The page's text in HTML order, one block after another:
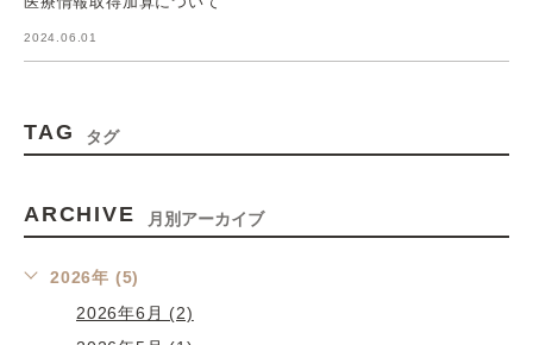
2024.06.01
TAG タグ
ARCHIVE 月別アーカイブ
2026年 (5)
2026年6月 (2)